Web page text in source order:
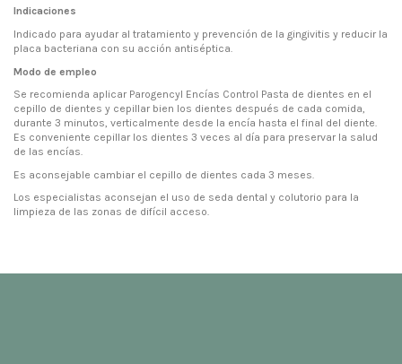
Indicaciones
Indicado para ayudar al tratamiento y prevención de la gingivitis y reducir la
placa bacteriana con su acción antiséptica.
Modo de empleo
Se recomienda aplicar Parogencyl Encías Control Pasta de dientes en el
cepillo de dientes y cepillar bien los dientes después de cada comida,
durante 3 minutos, verticalmente desde la encía hasta el final del diente.
Es conveniente cepillar los dientes 3 veces al día para preservar la salud
de las encías.
Es aconsejable cambiar el cepillo de dientes cada 3 meses.
Los especialistas aconsejan el uso de seda dental y colutorio para la
limpieza de las zonas de difícil acceso.